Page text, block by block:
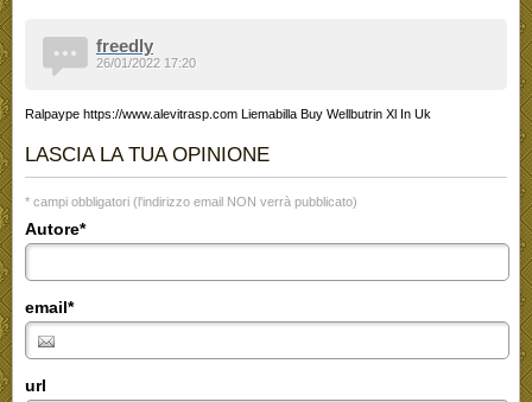
freedly
Ralpaype https://www.alevitrasp.com Liemabilla Buy Wellbutrin Xl In Uk
26/01/2022 17:20
LASCIA LA TUA OPINIONE
* campi obbligatori (l'indirizzo email NON verrà pubblicato)
Autore*
email*
url